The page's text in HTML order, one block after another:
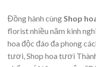
Đồng hành cùng Shop
florist nhiều năm kinh
hoa độc đáo đa phong
tươi, Shop hoa tươi